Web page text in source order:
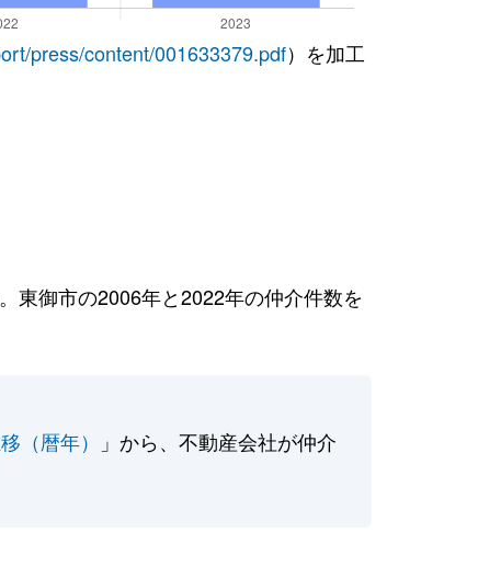
press/content/001633379.pdf）を加工
東御市の2006年と2022年の仲介件数を
（暦年）
」から、不動産会社が仲介